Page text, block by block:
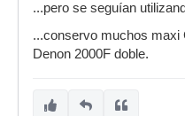
...pero se seguían
...conservo muchos maxi
Denon 2000F doble.